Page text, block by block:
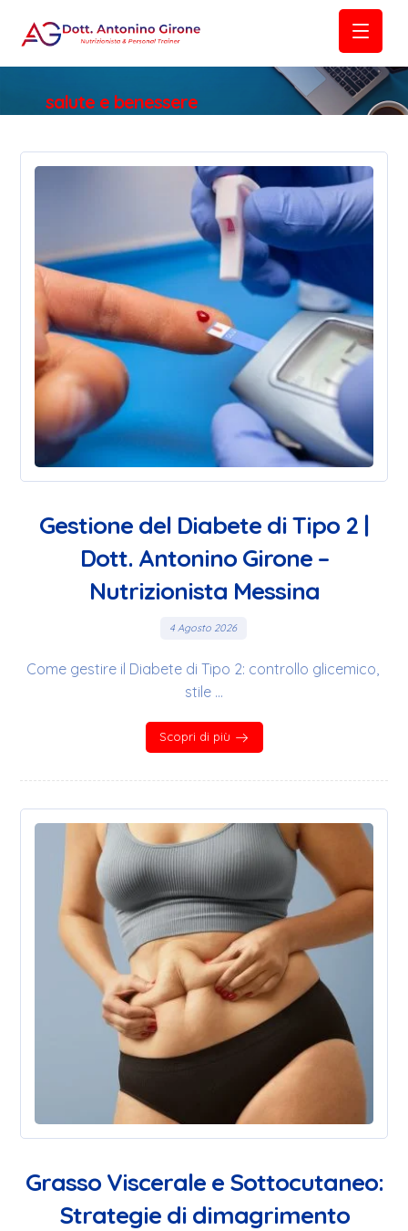
salute e benessere
Gestione del Diabete di Tipo 2 |
Dott. Antonino Girone –
Nutrizionista Messina
4 Agosto 2026
Come gestire il Diabete di Tipo 2: controllo glicemico,
stile ...
Scopri di più
Grasso Viscerale e Sottocutaneo:
Strategie di dimagrimento